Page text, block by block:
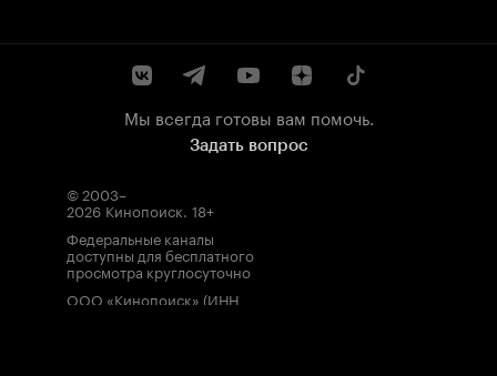
Мы всегда готовы вам помочь.
Задать вопрос
© 2003–
2026 Кинопоиск 18+
Федеральные каналы
доступны для бесплатного
просмотра круглосуточно
ООО «Кинопоиск» (ИНН